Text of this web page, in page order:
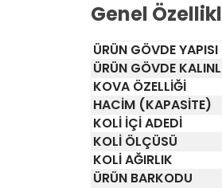
Genel
ÜRÜN GÖVDE YAPISI
ÜRÜN GÖVDE
KOVA ÖZELLİĞİ
HACİM (KAPASİTE)
KOLİ İÇİ ADEDİ
KOLİ ÖLÇÜSÜ
KOLİ AĞIRLIK
ÜRÜN BARKODU